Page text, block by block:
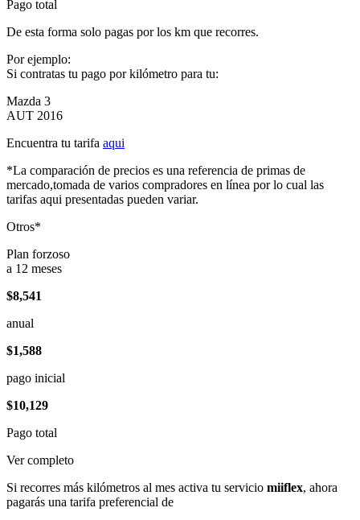
Pago total
De esta forma solo pagas por los km que recorres.
Por ejemplo:
Si contratas tu pago por kilómetro para tu:
Mazda 3
AUT 2016
Encuentra tu tarifa aqui
*La comparación de precios es una referencia de primas de
mercado,tomada de varios compradores en línea por lo cual las
tarifas aqui presentadas pueden variar.
Otros*
Plan forzoso
a 12 meses
$8,541
anual
$1,588
pago inicial
$10,129
Pago total
Ver completo
Si recorres más kilómetros al mes activa tu servicio miiflex, ahora
pagarás una tarifa preferencial de